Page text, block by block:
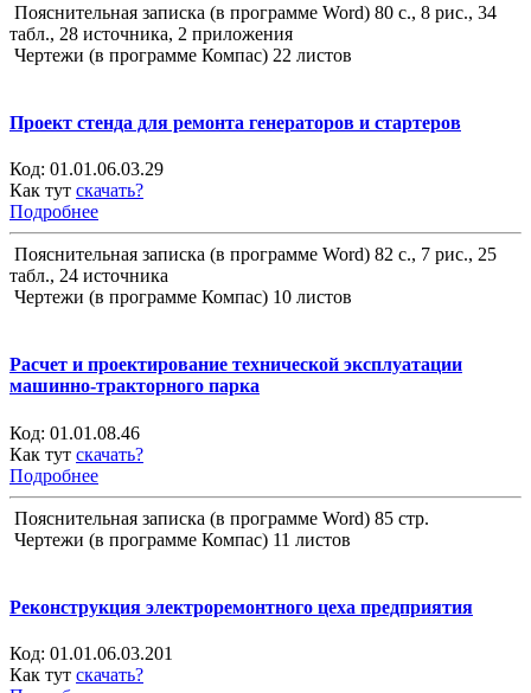
Пояснительная записка (в программе Word) 80 с., 8 рис., 34
табл., 28 источника, 2 приложения
Чертежи (в программе Компас) 22 листов
Проект стенда для ремонта генераторов и стартеров
Код: 01.01.06.03.29
Как тут скачать?
Подробнее
Пояснительная записка (в программе Word) 82 с., 7 рис., 25
табл., 24 источника
Чертежи (в программе Компас) 10 листов
Расчет и проектирование технической эксплуатации
машинно-тракторного парка
Код: 01.01.08.46
Как тут скачать?
Подробнее
Пояснительная записка (в программе Word) 85 стр.
Чертежи (в программе Компас) 11 листов
Реконструкция электроремонтного цеха предприятия
Код: 01.01.06.03.201
Как тут скачать?